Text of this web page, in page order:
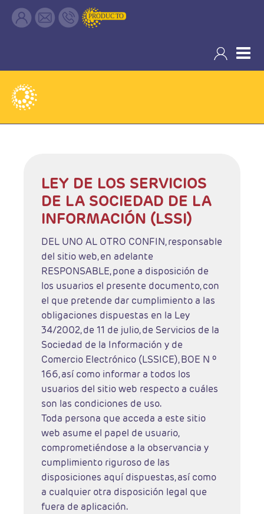
Aviso Legal
LEY DE LOS SERVICIOS
DE LA SOCIEDAD DE LA
INFORMACIÓN (LSSI)
DEL UNO AL OTRO CONFIN, responsable
del sitio web, en adelante
RESPONSABLE, pone a disposición de
los usuarios el presente documento, con
el que pretende dar cumplimiento a las
obligaciones dispuestas en la Ley
34/2002, de 11 de julio, de Servicios de la
Sociedad de la Información y de
Comercio Electrónico (LSSICE), BOE N º
166, así como informar a todos los
usuarios del sitio web respecto a cuáles
son las condiciones de uso.
Toda persona que acceda a este sitio
web asume el papel de usuario,
comprometiéndose a la observancia y
cumplimiento riguroso de las
disposiciones aquí dispuestas, así como
a cualquier otra disposición legal que
fuera de aplicación.